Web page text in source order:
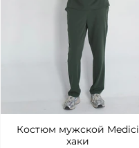
Костюм мужской Medici
хаки